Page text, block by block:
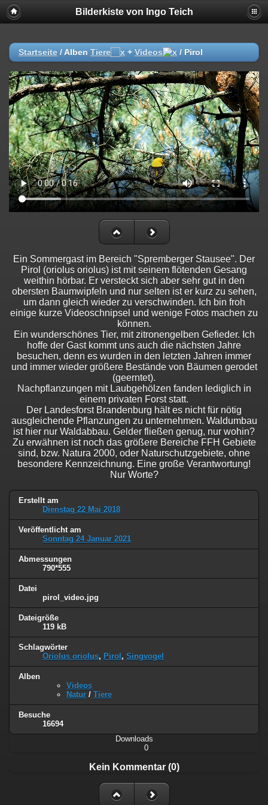
Bilderkiste von Ingo Teich
Startseite / Alben Tiere + Videos / Pirol
Ein Sommergast im Bereich "Spremberger Stausee". Der
Pirol (oriolus oriolus) ist mit seinem flötenden Gesang
weithin hörbar. Er versteckt sich aber sehr gut in den
obersten Baumwipfeln und nur selten ist er kurz zu sehen,
um dann gleich wieder zu verschwinden. Ich bin froh
einige kurze Videoschnipsel und wenige Fotos machen zu
können.
Ein wunderschönes Tier, mit zitronengelben Gefieder. Ich
hoffe der Gast kommt uns auch die nächsten Jahre
besuchen, denn es wurden in den letzten Jahren immer
und immer wieder größere Bestände von Bäumen gerodet
(geerntet).
Nachpflanzungen mit Laubgehölzen fanden lediglich in
einem privaten Forst statt.
Der Landesforst Brandenburg hält es nicht für nötig
ausgleichende Pflanzungen zu unternehmen. Waldumbau
ist hier nur Waldabbau. Gelder fließen genug, nur wohin?
Zu erwähnen ist noch das größere Bereiche FFH Gebiete
sind, bzw. Natura 2000, oder Naturschutzgebiete, ohne
besondere Kennzeichnung. Eine große Verantwortung!
Nur Worte?
Erstellt am
Dienstag 22 Mai 2018
Veröffentlicht am
Sonntag 24 Januar 2021
Abmessungen
790*555
Datei
pirol_video.jpg
Dateigröße
119 kB
Schlagwörter
Oriolus oriolus, Pirol , Singvogel
Alben
Videos
Natur / Tiere
Besuche
16694
Downloads
0
Kein Kommentar (0)